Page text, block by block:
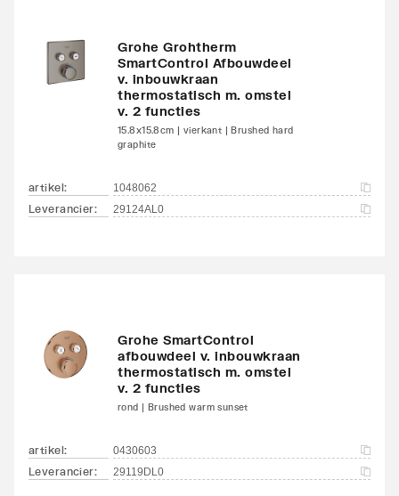
Grohe Grohtherm
SmartControl Afbouwdeel
v. inbouwkraan
thermostatisch m. omstel
v. 2 functies
15.8x15.8cm | vierkant | Brushed hard
graphite
artikel: 1048062
Leverancier: 29124AL0
Grohe SmartControl
afbouwdeel v. inbouwkraan
thermostatisch m. omstel
v. 2 functies
rond | Brushed warm sunset
artikel: 0430603
Leverancier: 29119DL0